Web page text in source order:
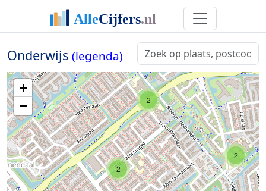
Onderwijs (legenda)
2
2
2
+
−